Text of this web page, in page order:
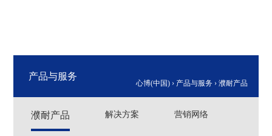
产品与服务
心博(中国)› 产品与服务› 濮耐产品
濮耐产品 解决方案 营销网络